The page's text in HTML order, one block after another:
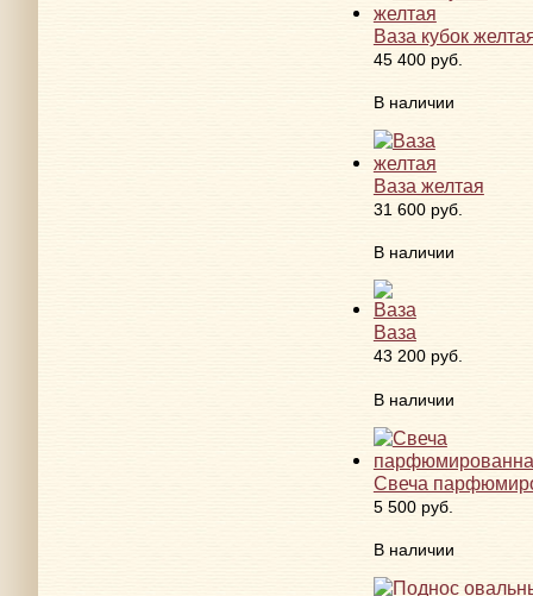
Ваза кубок
45 400 руб.
В наличии
Ваза желтая
31 600 руб.
В наличии
Ваза
43 200 руб.
В наличии
Свеча
5 500 руб.
В наличии